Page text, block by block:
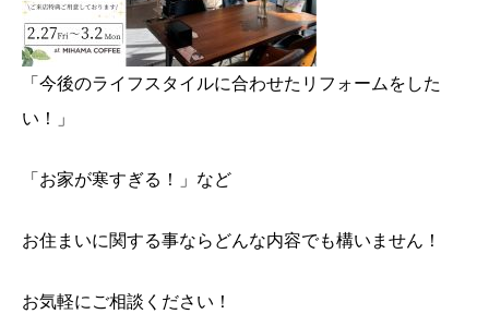
「今後のライフスタイルに合わせたリフォームをした
い！」
「お家が寒すぎる！」など
お住まいに関する事ならどんな内容でも構いません！
お気軽にご相談ください！